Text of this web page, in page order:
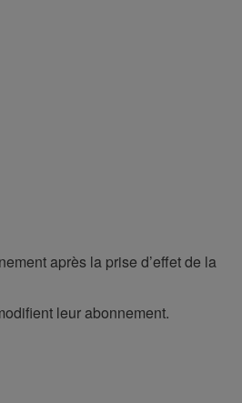
après la prise d’effet de la
leur abonnement.